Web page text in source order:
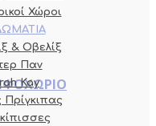
Χώροι
& Οβελίξ
Παν
Kay
Πρίγκιπας